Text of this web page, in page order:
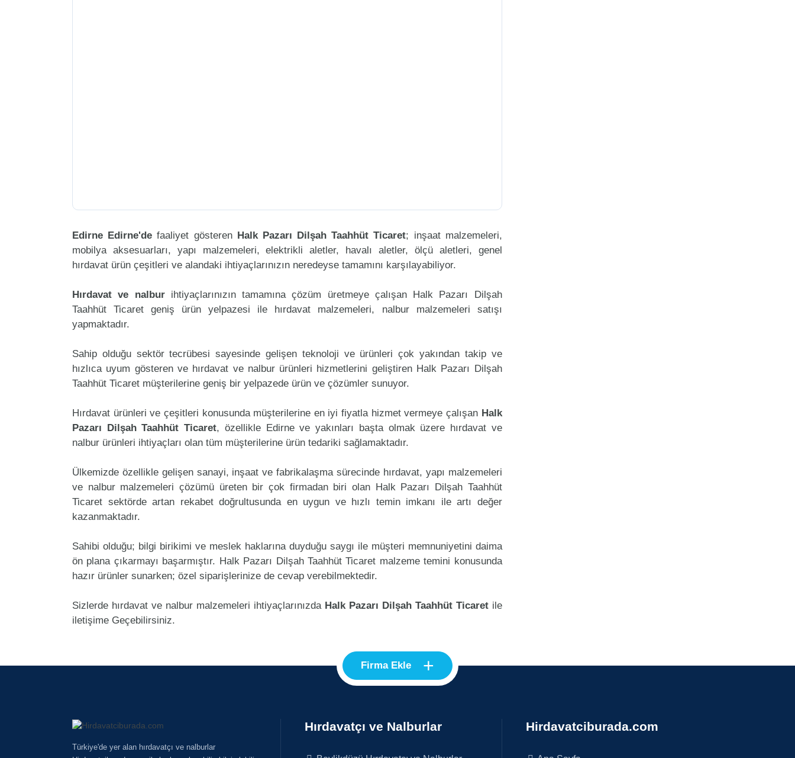
Edirne Edirne'de faaliyet gösteren Halk Pazarı Dilşah Taahhüt Ticaret; inşaat malzemeleri,
mobilya aksesuarları, yapı malzemeleri, elektrikli aletler, havalı aletler, ölçü aletleri, genel
hırdavat ürün çeşitleri ve alandaki ihtiyaçlarınızın neredeyse tamamını karşılayabiliyor.
Hırdavat ve nalburihtiyaçlarınızın tamamına çözüm üretmeye çalışan Halk Pazarı Dilşah
Taahhüt Ticaret geniş ürün yelpazesi ile hırdavat malzemeleri, nalbur malzemeleri satışı
yapmaktadır.
Sahip olduğu sektör tecrübesi sayesinde gelişen teknoloji ve ürünleri çok yakından takip ve
hızlıca uyum gösteren ve hırdavat ve nalbur ürünleri hizmetlerini geliştiren Halk Pazarı Dilşah
Taahhüt Ticaret müşterilerine geniş bir yelpazede ürün ve çözümler sunuyor.
Hırdavat ürünleri ve çeşitleri konusunda müşterilerine en iyi fiyatla hizmet vermeye çalışan Halk
Pazarı Dilşah Taahhüt Ticaret, özellikle Edirne ve yakınları başta olmak üzere hırdavat ve
nalbur ürünleri ihtiyaçları olan tüm müşterilerine ürün tedariki sağlamaktadır.
Ülkemizde özellikle gelişen sanayi, inşaat ve fabrikalaşma sürecinde hırdavat, yapı malzemeleri
ve nalbur malzemeleri çözümü üreten bir çok firmadan biri olan Halk Pazarı Dilşah Taahhüt
Ticaret sektörde artan rekabet doğrultusunda en uygun ve hızlı temin imkanı ile artı değer
kazanmaktadır.
Sahibi olduğu; bilgi birikimi ve meslek haklarına duyduğu saygı ile müşteri memnuniyetini daima
ön plana çıkarmayı başarmıştır. Halk Pazarı Dilşah Taahhüt Ticaret malzeme temini konusunda
hazır ürünler sunarken; özel siparişlerinize de cevap verebilmektedir.
Sizlerde hırdavat ve nalbur malzemeleri ihtiyaçlarınızda Halk Pazarı Dilşah Taahhüt Ticaretile
iletişime Geçebilirsiniz.
Firma Ekle +
Türkiye'de yer alan hırdavatçı ve nalburlar
Hırdavatçı ve Nalburlar Hirdavatciburada.com